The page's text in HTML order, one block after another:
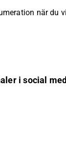
när du
i social